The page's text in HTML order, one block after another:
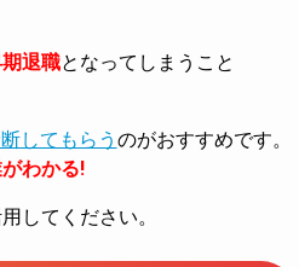
退職となってしまうこと
してもらう のがおすすめです。
わかる!
してください。